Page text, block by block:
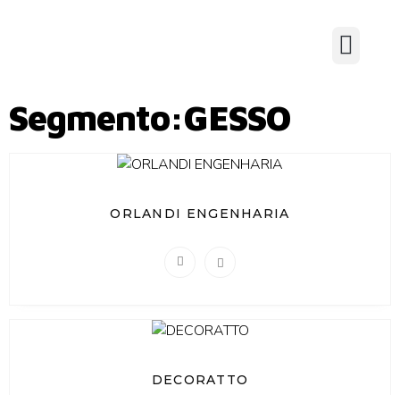
Segmento:GESSO
ORLANDI ENGENHARIA
DECORATTO